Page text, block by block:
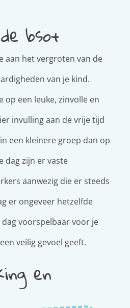
bso+
aan het vergroten van de
van je kind.
op een leuke, zinvolle en
invulling aan de vrije tijd
een kleinere groep dan op
dag zijn er vaste
aanwezig die er steeds
er ongeveer hetzelfde
voorspelbaar voor je
veilig gevoel geeft.
en